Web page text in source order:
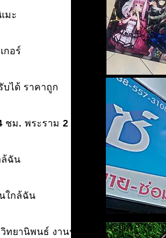
มะ
กอร์
บได้ ราคาถูก
ชม. พระราม 2
ล้ฉัน
ใกล้ฉัน
ทยานิพนธ์ งานรา